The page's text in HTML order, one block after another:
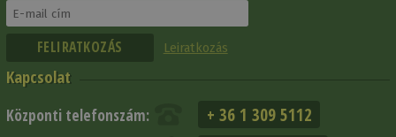
Leiratkozás
Kapcsolat
Központi telefonszám: + 36 1 309 5112